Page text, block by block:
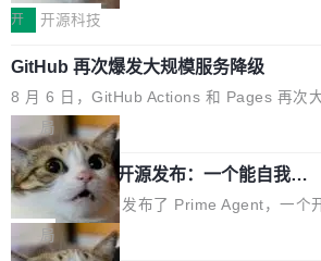
度宣传的。」 这才是真正的痛点。不是所有
都有问题，是最吸引眼球的那批论文最有问
他引用的帖子来自 Mathew Shen，一位
026 的读者：「看了篇 ...
认为现代 AI 领域最重要的三个开源项目。 第
理由很具体。FA 系列不需要解释，但 FA2 是
认为最重要的一个——复杂度恰到好处，刚好
驱动你去学 CuTe，但还没被那些"邪恶的"
er++ 优化所淹没，足够容易修改和适配。 更
键的是 FA2 的持久性...
单点设备迈向智能化、网联化、协同化发展
鸿蒙通过统一技术底座和分布式能力，为不
型智能设备的开发、连接与互联提供关键支
也为产业链企业探索产品创新与商业增长打
的空间。 8月14日，开源鸿蒙智能硬件开发
（OHDD：OpenHarmony Hardware
r Day）将在杭州启航。活动面向智能硬件产
链企业和开发者，邀请行业专家与资深技术顾
问，围绕开源鸿蒙技术能力、设备适配、芯
开 开源科技
GitHub 再次爆发大规模服务降级
8 月 6 日，GitHub Actions 和 Pages 再次
模服务降级，Actions 完全不可用超过 5 小时
webhook 停发，连自托管 runner 也因调度
障无法工作。Pages、Copilot code review
opilot coding agent 全部受影响。从检测到
恢复，大约 12 小时。 这是 2026 年 8 月的
起事故，其中四起与 AI/Copilot 服务相关。
局
Prime Agent 开源发布：一个能自我改
进的编程 Agent，ARC-AGI 3 超越人类
专家基线
Prime Intellect 发布了 Prime Agent，一个
的编程 Agent Harness，核心设计围绕两个抽
象：Recursive Language Model（RLM）
局